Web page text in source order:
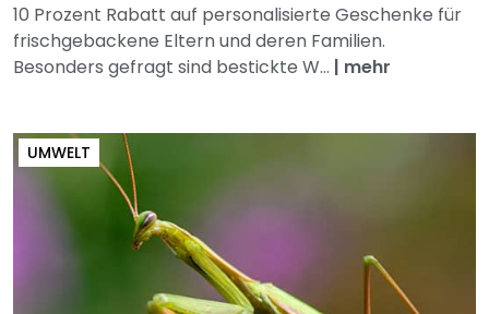
10 Prozent Rabatt auf personalisierte Geschenke für
frischgebackene Eltern und deren Familien.
Besonders gefragt sind bestickte W... | mehr
UMWELT